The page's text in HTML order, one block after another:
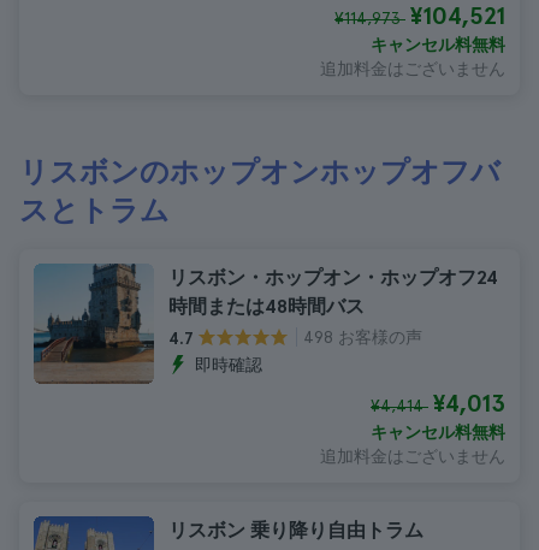
¥114,973 ¥104,521
キャンセル料無料
追加料金はございません
リスボンのホップオンホップオフバ
スとトラム
リスボン・ホップオン・ホップオフ24
時間または48時間バス
4.7
498 お客様の声
即時確認
¥4,414 ¥4,013
キャンセル料無料
追加料金はございません
リスボン 乗り降り自由トラム